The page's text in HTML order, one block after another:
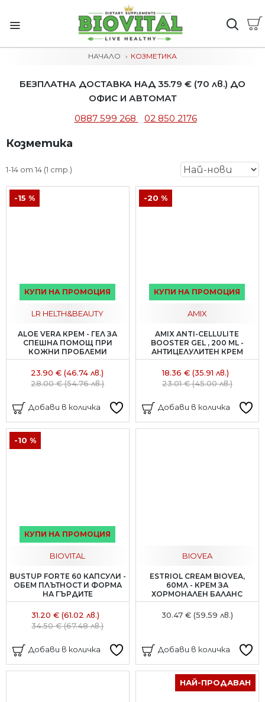
НАЧАЛО КОЗМЕТИКА
БЕЗПЛАТНА ДОСТАВКА НАД 35.79 € (70 лв.) ДО
ОФИС И АВТОМАТ
0887 599 268
02 850 2176
Козметика
1-14 от 14 (1 стр.)
КУПИ НА ПРОМОЦИЯ
-15 %
LR HELTH&BEAUTY
ALOE VERA КРЕМ - ГЕЛ ЗА
СПЕШНА ПОМОЩ ПРИ
КОЖНИ ПРОБЛЕМИ
23.90 € (46.74 лв.)
28.00 € (54.76 лв.)
Добави в количка
КУПИ НА ПРОМОЦИЯ
-20 %
AMIX
AMIX ANTI-CELLULITE
BOOSTER GEL , 200 ML -
АНТИЦЕЛУЛИТЕН КРЕМ
18.36 € (35.91 лв.)
23.01 € (45.00 лв.)
Добави в количка
КУПИ НА ПРОМОЦИЯ
-10 %
BIOVITAL
BUSTUP FORTE 60 КАПСУЛИ -
ОБЕМ ПЛЪТНОСТ И ФОРМА
НА ГЪРДИТЕ
31.20 € (61.02 лв.)
34.50 € (67.48 лв.)
Добави в количка
BIOVEA
ESTRIOL CREAM BIOVEA,
60МЛ - КРЕМ ЗА
ХОРМОНАЛЕН БАЛАНС
30.47 € (59.59 лв.)
Добави в количка
НАЙ-ПРОДАВАН